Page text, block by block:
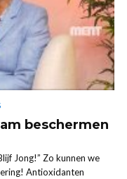
beschermen
Jong!” Zo kunnen we
Antioxidanten